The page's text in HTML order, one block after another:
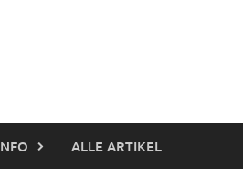
ALLE ARTIKEL